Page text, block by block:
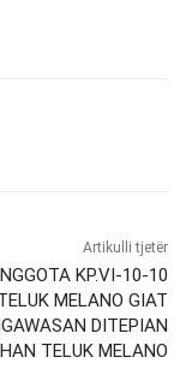
Artikulli tjetër
KP.VI-10-10
MELANO GIAT
DITEPIAN
TELUK MELANO